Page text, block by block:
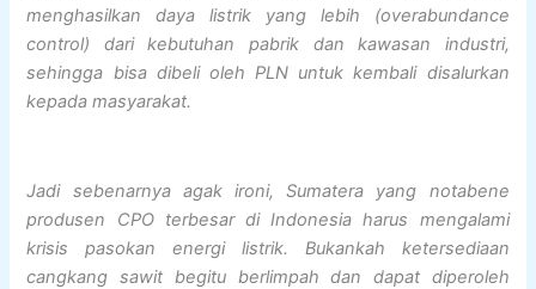
menghasilkan daya listrik yang lebih (overabundance
control) dari kebutuhan pabrik dan kawasan industri,
sehingga bisa dibeli oleh PLN untuk kembali disalurkan
kepada masyarakat.
Jadi sebenarnya agak ironi, Sumatera yang notabene
produsen CPO terbesar di Indonesia harus mengalami
krisis pasokan energi listrik. Bukankah ketersediaan
cangkang sawit begitu berlimpah dan dapat diperoleh